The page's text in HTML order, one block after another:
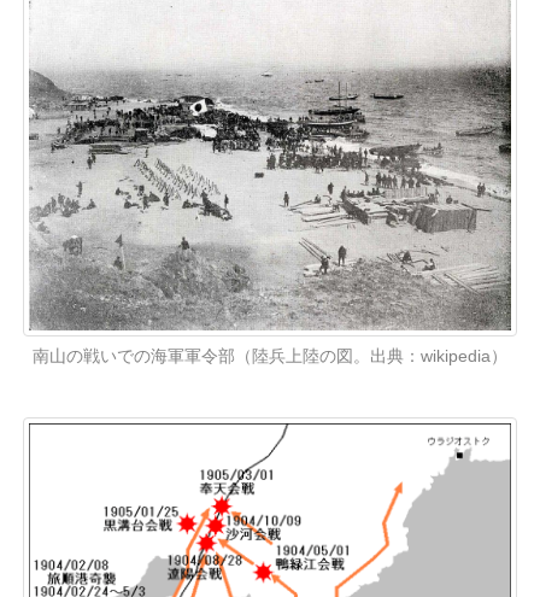
南山の戦いでの海軍軍令部（陸兵上陸の図。出典：wikipedia）